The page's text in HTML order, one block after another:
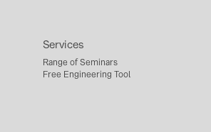
Services
Range of Seminars
Free Engineering Tool